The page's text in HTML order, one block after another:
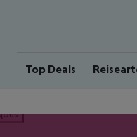
Top Deals